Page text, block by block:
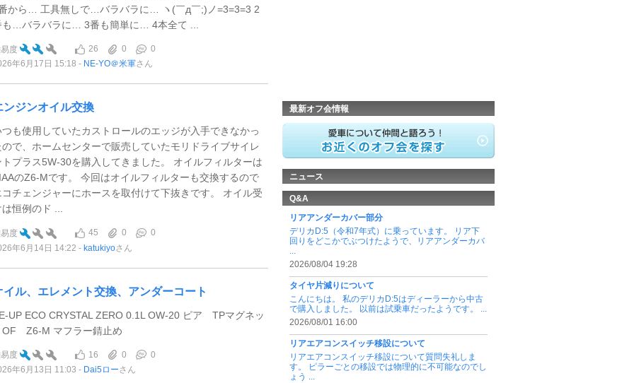
から… 工具無しで…バラバラに… ヽ(￣д￣;)ノ=3=3=3 2
も…バラバラに… 3番も簡単に… 4本全て ...
度 26 0
0
年6月17日 15:18
NE-YO＠米軍さん
ンジンオイル交換
つも使用していたカストロールのエッジが入手できなかっ
ので、ホームセンターで販売していたモリドライブサイレ
トプラス5W-30を購入してきました。 オイルフィルターは
のZ6-Mです。 今回はオイルフィルターも交換するので
コチェンジャーにホースを取付けて下抜きです。 オイル受
は恒例のド ...
度 45 0
0
年6月14日 14:22
katukiyoさん
イル、エレメント交換、アンダーコート
UP ECO CRYSTAL ZERO 0.1L OW-20 ピア TPマグネッ
OF Z6-M マフラー錆止め
度 16 0
0
年6月13日 11:03
Dai5ローさん
最新オフ会情報
ニュース
Q&A
リアアンダーカバー部分
デリカD:5（令和7年式）に乗っています。 リア下
回りをどこかでぶつけたようで、リアアンダーカバ
...
2026/08/04 19:28
タイヤ片減りについて
こんにちは。 私のデリカD:5はディーラーから中古
で購入しました。 以前は試乗車だったようです。 ...
2026/08/01 16:00
リアエアコンスイッチ移設について
リアエアコンスイッチ移設について質問失礼しま
す。 ピラーごとの移設では物理的に不可能なのでし
ょう ...